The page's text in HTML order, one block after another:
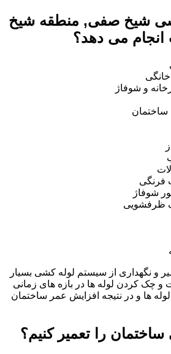
شیخ صفی, منطقه شیخ
می دهد؟
و شوفاژ
فرنگی
شوفاژ
ظرفشویی
و نگهداری از سیستم لوله کشی بسیار
چک کردن لوله ها در بازه های زمانی
ها و در نتیجه افزایش عمر ساختمان
را تعمیر کنیم؟